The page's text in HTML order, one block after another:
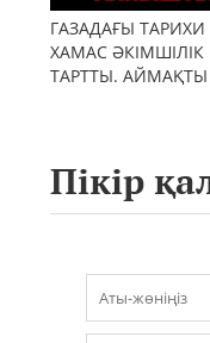
ГАЗАДАҒЫ ТАРИХИ
ХАМАС ӘКІМШІЛІК
ТАРТТЫ. АЙМАҚТЫ
Пікір